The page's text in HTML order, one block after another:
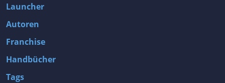
Launcher
Autoren
Franchise
Handbücher
Tags